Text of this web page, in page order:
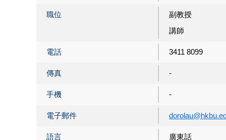
職位
副教授
講師
電話 3411 8099
傳真 -
手機 -
電子郵件
語言 廣東話